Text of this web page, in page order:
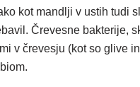
kot mandlji v ustih tudi
Črevesne bakterije,
v črevesju (kot so glive